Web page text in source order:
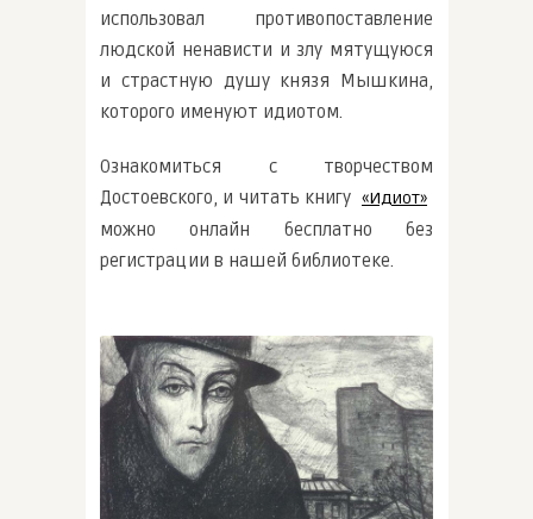
использовал противопоставление
людской ненависти и злу мятущуюся
и страстную душу князя Мышкина,
которого именуют идиотом.
Ознакомиться с творчеством
Достоевского, и читать книгу «Идиот»
можно онлайн бесплатно без
регистрации в нашей библиотеке.